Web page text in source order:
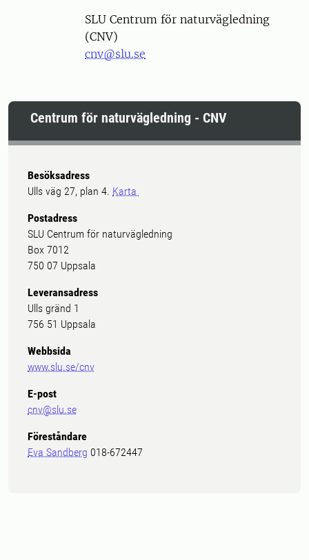
SLU Centrum för naturvägledning
(CNV)
cnv@slu.se
Centrum för naturvägledning - CNV
Besöksadress
Ulls väg 27, plan 4. Karta
Postadress
SLU Centrum för naturvägledning
Box 7012
750 07 Uppsala
Leveransadress
Ulls gränd 1
756 51 Uppsala
Webbsida
www.slu.se/cnv
E-post
cnv@slu.se
Föreståndare
Eva Sandberg 018-672447